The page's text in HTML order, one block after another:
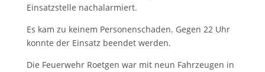
Einsatzstelle nachalarmiert.
Es kam zu keinem Personenschaden. Gegen 22 Uhr
konnte der Einsatz beendet werden.
Die Feuerwehr Roetgen war mit neun Fahrzeugen in